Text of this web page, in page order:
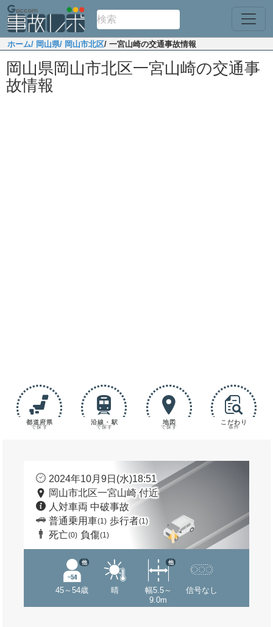
ホーム/ 岡山県/ 岡山市北区/ 一宮山崎の交通事故情報
岡山県岡山市北区一宮山崎の交通事
故情報
都道府県
で探す
沿線・駅
で探す
地図
で探す
こだわり
条件
2024年10月9日(水)18:51
岡山市北区一宮山崎 付近
人対車両 中破事故
普通乗用車(1) 歩行者(1)
死亡(0) 負傷(1)
45～54歳
他
晴
幅5.5～
9.0m
他
信号なし